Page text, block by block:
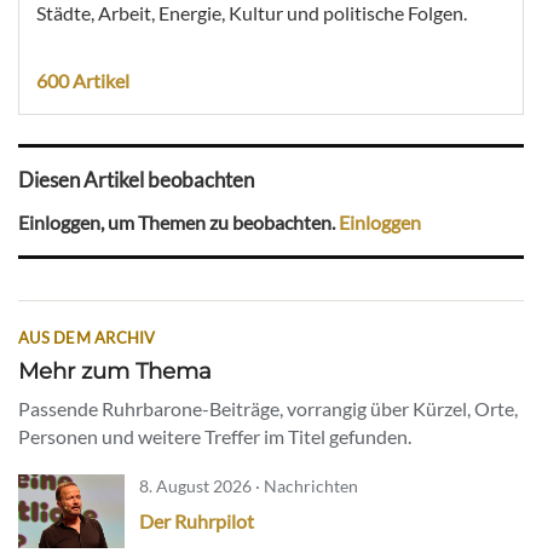
Städte, Arbeit, Energie, Kultur und politische Folgen.
600 Artikel
Diesen Artikel beobachten
Einloggen, um Themen zu beobachten.Einloggen
AUS DEM ARCHIV
Mehr zum Thema
Passende Ruhrbarone-Beiträge, vorrangig über Kürzel, Orte,
Personen und weitere Treffer im Titel gefunden.
8. August 2026 · Nachrichten
Der Ruhrpilot